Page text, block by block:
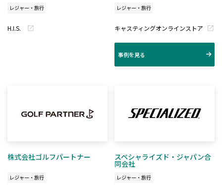
レジャー・旅行
H.I.S.
レジャー・旅行
キャスティングオンラインストア
事例を見る
株式会社ゴルフパートナー
レジャー・旅行
スペシャライズド・ジャパン合
同会社
レジャー・旅行